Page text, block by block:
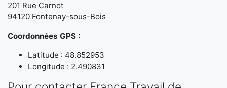
201 Rue Carnot
94120 Fontenay-sous-Bois
Coordonnées GPS :
Latitude : 48.852953
Longitude : 2.490831